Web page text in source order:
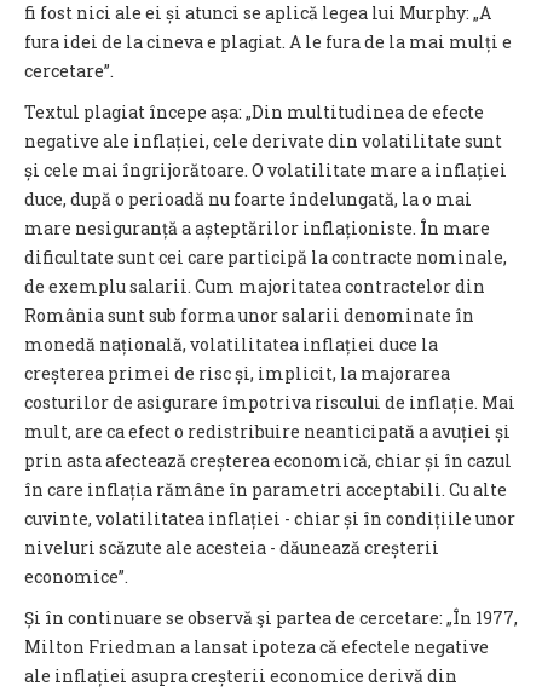
fi fost nici ale ei și atunci se aplică legea lui Murphy: „A
fura idei de la cineva e plagiat. A le fura de la mai mulți e
cercetare”.
Textul plagiat începe așa: „Din multitudinea de efecte
negative ale inflației, cele derivate din volatilitate sunt
și cele mai îngrijorătoare. O volatilitate mare a inflației
duce, după o perioadă nu foarte îndelungată, la o mai
mare nesiguranță a așteptărilor inflaționiste. În mare
dificultate sunt cei care participă la contracte nominale,
de exemplu salarii. Cum majoritatea contractelor din
România sunt sub forma unor salarii denominate în
monedă națională, volatilitatea inflației duce la
creșterea primei de risc și, implicit, la majorarea
costurilor de asigurare împotriva riscului de inflație. Mai
mult, are ca efect o redistribuire neanticipată a avuției și
prin asta afectează creșterea economică, chiar și în cazul
în care inflația rămâne în parametri acceptabili. Cu alte
cuvinte, volatilitatea inflației - chiar și în condițiile unor
niveluri scăzute ale acesteia - dăunează creșterii
economice”.
Și în continuare se observă şi partea de cercetare: „În 1977,
Milton Friedman a lansat ipoteza că efectele negative
ale inflației asupra creșterii economice derivă din